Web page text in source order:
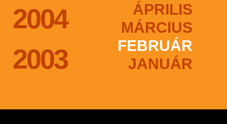
2004
2003
ÁPRILIS
MÁRCIUS
FEBRUÁR
JANUÁR